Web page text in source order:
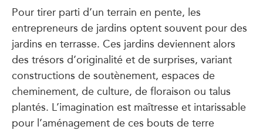
Pour tirer parti d’un terrain en pente, les
entrepreneurs de jardins optent souvent pour des
jardins en terrasse. Ces jardins deviennent alors
des trésors d’originalité et de surprises, variant
constructions de soutènement, espaces de
cheminement, de culture, de floraison ou talus
plantés. L’imagination est maîtresse et intarissable
pour l’aménagement de ces bouts de terre